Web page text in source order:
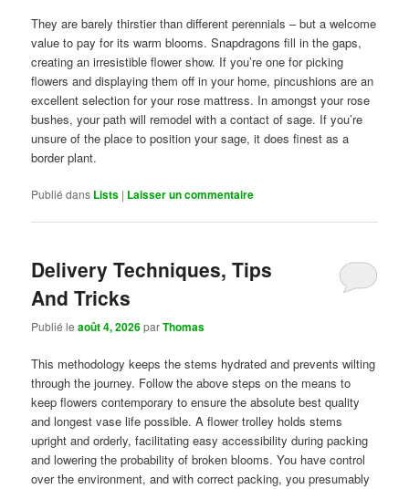
They are barely thirstier than different perennials – but a welcome
value to pay for its warm blooms. Snapdragons fill in the gaps,
creating an irresistible flower show. If you’re one for picking
flowers and displaying them off in your home, pincushions are an
excellent selection for your rose mattress. In amongst your rose
bushes, your path will remodel with a contact of sage. If you’re
unsure of the place to position your sage, it does finest as a
border plant.
Publié dans Lists | Laisser un commentaire
Delivery Techniques, Tips
And Tricks
Publié leaoût 4, 2026parThomas
This methodology keeps the stems hydrated and prevents wilting
through the journey. Follow the above steps on the means to
keep flowers contemporary to ensure the absolute best quality
and longest vase life possible. A flower trolley holds stems
upright and orderly, facilitating easy accessibility during packing
and lowering the probability of broken blooms. You have control
over the environment, and with correct packing, you presumably